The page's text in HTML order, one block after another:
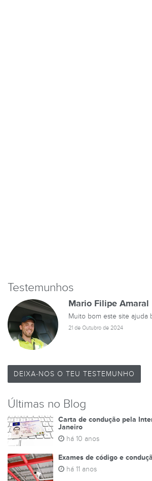
Testemunhos
Mario Filipe Amaral
Muito bom este site ajuda
21 de Outubro de 2024
DEIXA-NOS O TEU TESTEMUNHO
Últimas no Blog
Carta de condução pela
Janeiro
há 10 anos
Exames de código e
há 11 anos